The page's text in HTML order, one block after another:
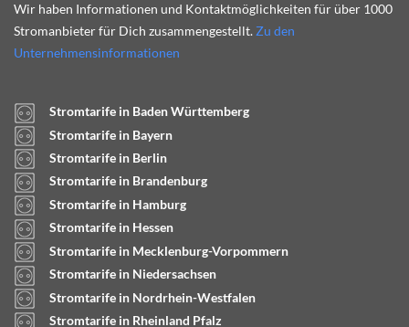
Wir haben Informationen und Kontaktmöglichkeiten für über 1000
Stromanbieter für Dich zusammengestellt. Zu den
Unternehmensinformationen
Stromtarife in Baden Württemberg
Stromtarife in Bayern
Stromtarife in Berlin
Stromtarife in Brandenburg
Stromtarife in Hamburg
Stromtarife in Hessen
Stromtarife in Mecklenburg-Vorpommern
Stromtarife in Niedersachsen
Stromtarife in Nordrhein-Westfalen
Stromtarife in Rheinland Pfalz